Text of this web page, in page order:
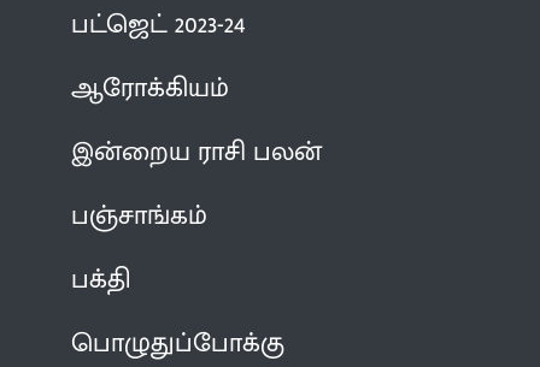
பட்ஜெட் 2023-24
ஆரோக்கியம்
இன்றைய ராசி பலன்
பஞ்சாங்கம்
பக்தி
பொழுதுப்போக்கு